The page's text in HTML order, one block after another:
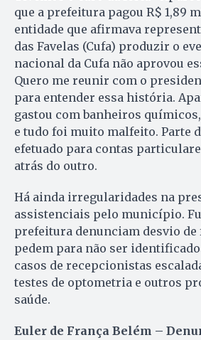
que a prefeitura pagou R$ 1,89
entidade que afirmava
das Favelas (Cufa) produzir o
nacional da Cufa não aprovou
Quero me reunir com o
para entender essa história.
gastou com banheiros
e tudo foi muito malfeito. Parte
efetuado para contas
atrás do outro.
Há ainda irregularidades na
assistenciais pelo município.
prefeitura denunciam desvio de
pedem para não ser
casos de recepcionistas
testes de optometria e outros
saúde.
Euler de França Belém –